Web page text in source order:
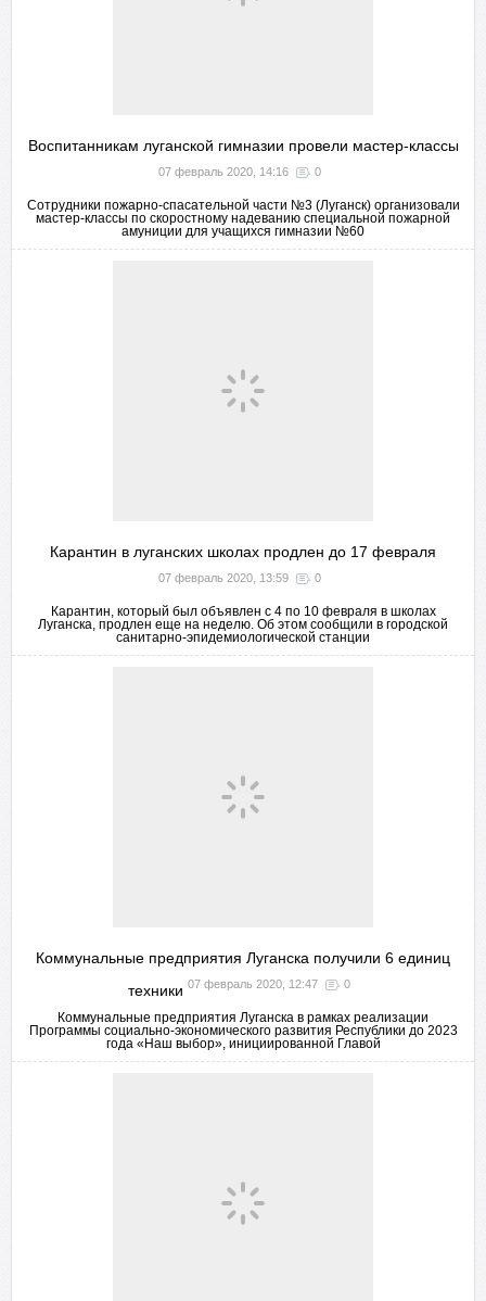
Воспитанникам луганской гимназии провели мастер-классы
07 февраль 2020, 14:16 0
Сотрудники пожарно-спасательной части №3 (Луганск) организовали
мастер-классы по скоростному надеванию специальной пожарной
амуниции для учащихся гимназии №60
Карантин в луганских школах продлен до 17 февраля
07 февраль 2020, 13:59 0
Карантин, который был объявлен с 4 по 10 февраля в школах
Луганска, продлен еще на неделю. Об этом сообщили в городской
санитарно-эпидемиологической станции
Коммунальные предприятия Луганска получили 6 единиц
техники 07 февраль 2020, 12:47 0
Коммунальные предприятия Луганска в рамках реализации
Программы социально-экономического развития Республики до 2023
года «Наш выбор», инициированной Главой